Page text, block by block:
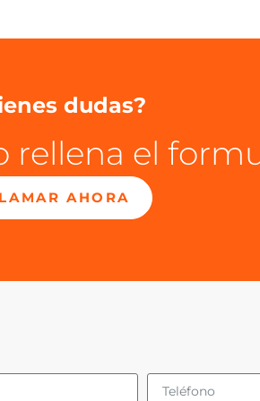
dudas?
rellena el
AHORA